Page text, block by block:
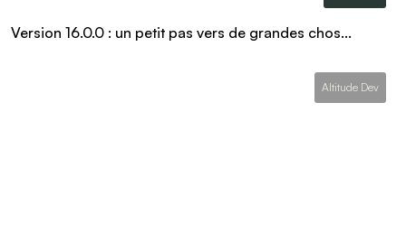
Version 16.0.0 : un petit pas vers de grandes chos...
Altitude Dev